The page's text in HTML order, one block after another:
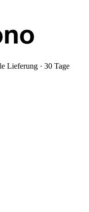
Lieferung · 30 Tage